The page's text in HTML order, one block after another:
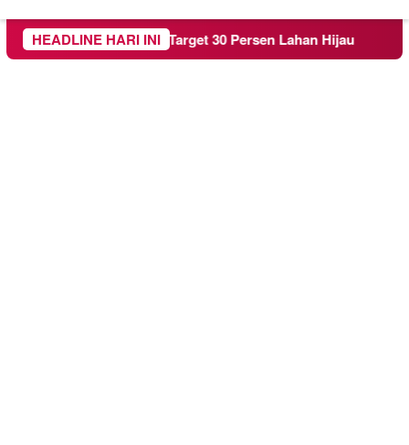
HEADLINE HARI INI
RTH demi Target 30 Persen Lahan Hijau Beredar